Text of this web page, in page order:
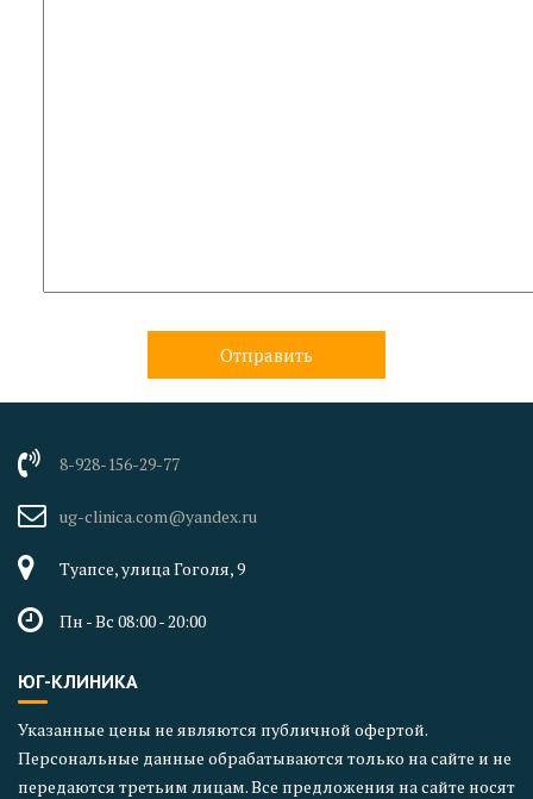
8-928-156-29-77
ug-clinica.com@yandex.ru
Туапсе, улица Гоголя, 9
Пн - Вс 08:00 - 20:00
ЮГ-КЛИНИКА
Указанные цены не являются публичной офертой.
Персональные данные обрабатываются только на сайте и не
передаются третьим лицам. Все предложения на сайте носят